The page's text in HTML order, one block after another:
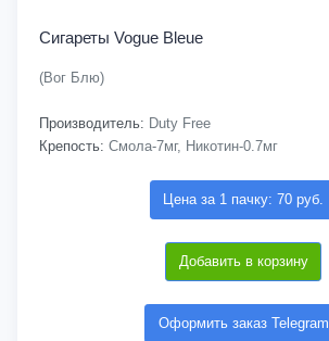
Сигареты Vogue Bleue
(Вог Блю)
Производитель: Duty Free
Крепость: Смола-7мг, Никотин-0.7мг
Цена за 1 пачку: 70 руб.
Добавить в корзину
Оформить заказ Telegram